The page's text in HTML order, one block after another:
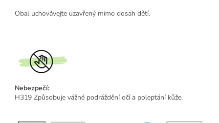
Obal uchovávejte uzavřený mimo dosah dětí.
Nebezpečí:
H319 Způsobuje vážné podráždění očí a poleptání kůže.